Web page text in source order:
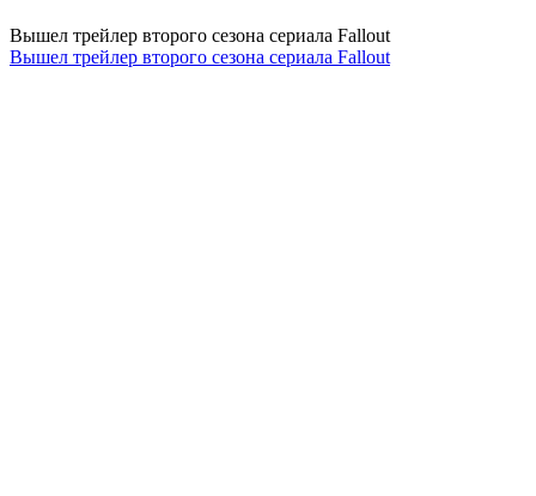
Вышел трейлер второго сезона сериала Fallout
Вышел трейлер второго сезона сериала Fallout